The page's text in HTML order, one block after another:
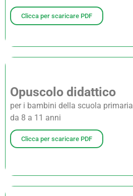
Clicca per scaricare PDF
Opuscolo didattico
per i bambini della scuola primaria
da 8 a 11 anni
Clicca per scaricare PDF